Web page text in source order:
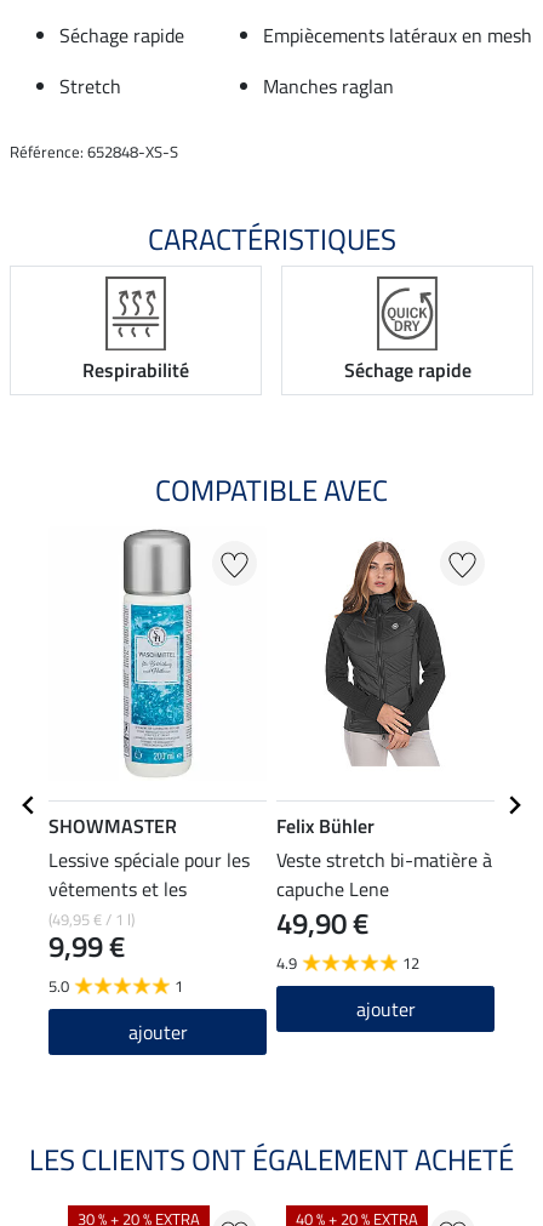
Séchage rapide
Empiècements latéraux en mesh
Stretch
Manches raglan
Référence: 652848-XS-S
CARACTÉRISTIQUES
Respirabilité Séchage rapide
COMPATIBLE AVEC
SHOWMASTER
Lessive spéciale pour les
vêtements et les
pantalons d'équitation
(49,95 € / 1 l)
9,99 €
5.0 1
ajouter
Felix Bühler
Veste stretch bi-matière à
capuche Lene
49,90 €
4.9 12
ajouter
LES CLIENTS ONT ÉGALEMENT ACHETÉ
30 % + 20 % EXTRA 40 % + 20 % EXTRA